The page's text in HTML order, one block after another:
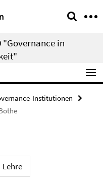
in
Institutionen
Lehre